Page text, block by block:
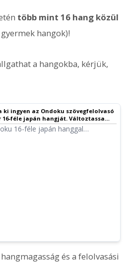
több mint 16 hang közül
hangok)!
a hangokba, kérjük,
ki ingyen az Ondoku szövegfelolvasó
16-féle japán hangját. Változtassa
a hangmagasság
16-féle japán hanggal
és a felolvasási